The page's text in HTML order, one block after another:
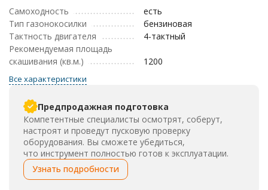
Самоходность
есть
Тип газонокосилки
бензиновая
Тактность двигателя
4-тактный
Рекомендуемая площадь
скашивания (кв.м.)
1200
Все характеристики
Предпродажная подготовка
Компетентные специалисты осмотрят, соберут,
настроят и проведут пусковую проверку
оборудования. Вы сможете убедиться,
что инструмент полностью готов к эксплуатации.
Узнать подробности